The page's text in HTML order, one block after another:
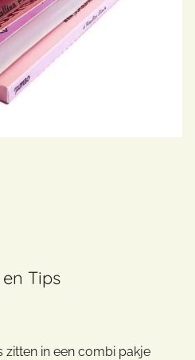
Tips
zitten in een combi pakje